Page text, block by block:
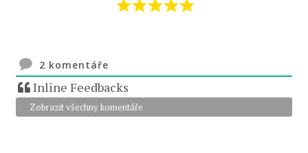
2 komentáře
Inline Feedbacks
Zobrazit všechny komentáře